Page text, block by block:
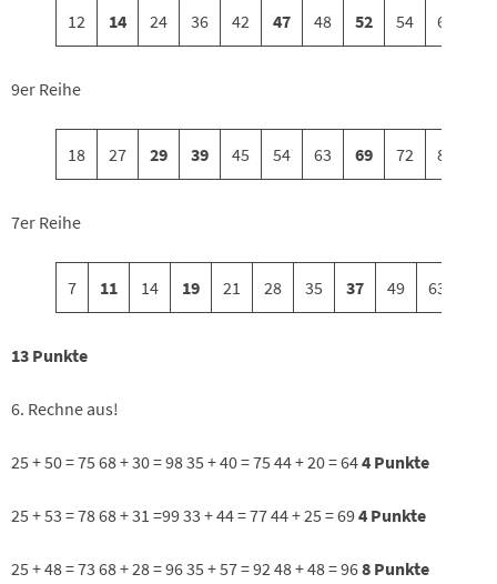
12 14 24 36 42 47 48 52 54 60
9er Reihe
18 27 29 39 45 54 63 69 72 81
7er Reihe
7 11 14 19 21 28 35 37 49 63
13 Punkte
6. Rechne aus!
25 + 50 = 75 68 + 30 = 98 35 + 40 = 75 44 + 20 = 644 Punkte
25 + 53 = 78 68 + 31 =99 33 + 44 = 77 44 + 25 = 694 Punkte
25 + 48 = 73 68 + 28 = 96 35 + 57 = 92 48 + 48 = 968 Punkte